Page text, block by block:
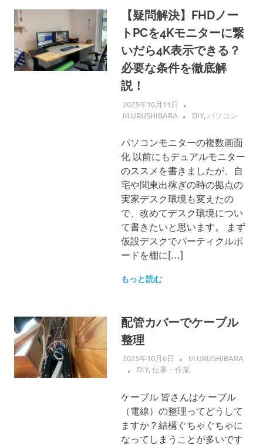
【疑問解決】FHDノー
トPCを4Kモニターに繋
いだら4K表示できる？
必要な条件を徹底解
説！
2025年10月11日
M.URUSHIBARA
DIY, パソコン
パソコンモニターの複数画面
化 以前にもデュアルモニター
のススメを書きましたが、自
宅や関東出稼ぎの時の拠点の
実家デスク環境も変えたの
で、改めてデスク環境につい
て書きたいと思います。 まず
仮設デスクでパーティクルボ
ードを棚に[…]
もっと読む
配管カバーでケーブル
整理
2025年10月6日
M.URUSHIBARA
DIY,仕事・作業
ケーブル 皆さんはケーブル
（電線）の整理ってどうして
ますか？結構ぐちゃぐちゃに
なってしまうことが多いです